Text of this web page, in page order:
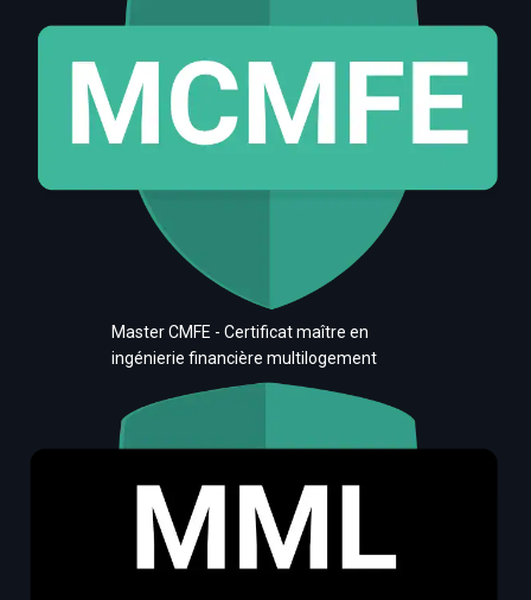
Master CMFE - Certificat maître en
ingénierie financière multilogement